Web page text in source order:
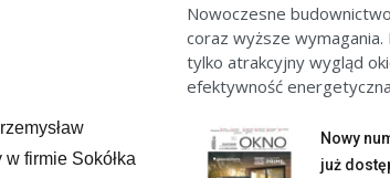
firmie Sokółka
Nowoczesne
coraz wyższe wymagania.
tylko atrakcyjny wygląd
efektywność energetyczna
Nowy
już